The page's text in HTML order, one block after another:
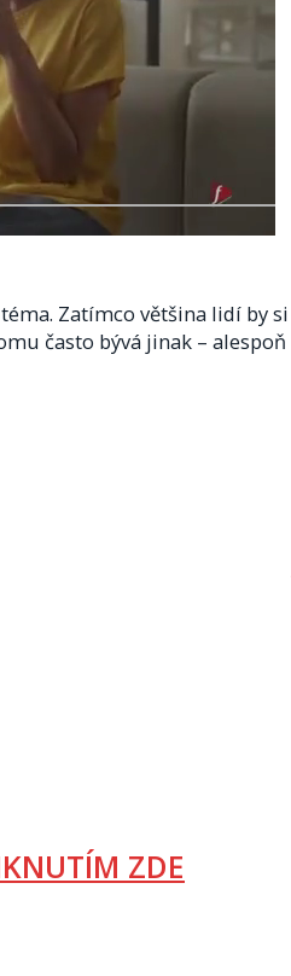
Zatímco většina lidí by si
často bývá jinak – alespoň
ZDE